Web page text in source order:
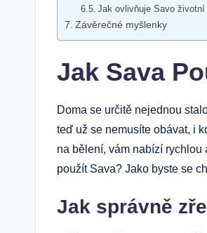
Jak ovlivňuje Savo
Závěrečné myšlenky
Jak Sava
Doma se určitě nejednou
teď už se nemusíte obávat, i
na bělení, vám nabízí rychlou
použít Sava? Jako byste se
Jak správně